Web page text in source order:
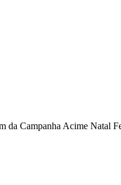
da Campanha Acime Natal